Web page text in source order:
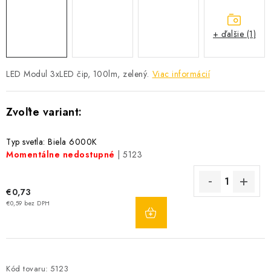
O NÁS - MEGALED & JANTON ZÁKAMENNÉ
Reklamácie a formulár na odstúpenie od zmluvy
Obchodné podmienky
Zľavy pre profíkov
Hodnotenie obchodu
LED Modul 3xLED čip, 100lm, zelený. Viac informácií
Typ svetla: Biela 6000K
Momentálne nedostupné
| 5123
€0,73
€0,59 bez DPH
Kód tovaru: 5123
+ ďalšie (1)